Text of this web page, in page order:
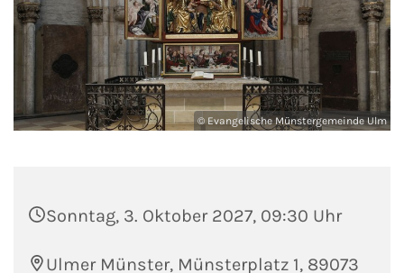
© Evangelische Münstergemeinde Ulm
Sonntag, 3. Oktober 2027, 09:30 Uhr
Ulmer Münster, Münsterplatz 1, 89073